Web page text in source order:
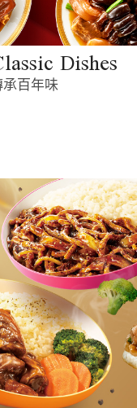
Dishes
承百年味